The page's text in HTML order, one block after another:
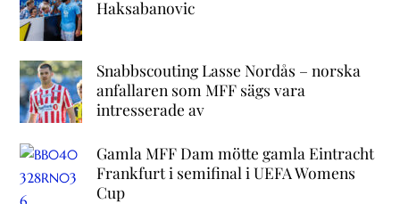
Haksabanovic
Snabbscouting Lasse Nordås – norska
anfallaren som MFF sägs vara
intresserade av
Gamla MFF Dam mötte gamla Eintracht
Frankfurt i semifinal i UEFA Womens
Cup